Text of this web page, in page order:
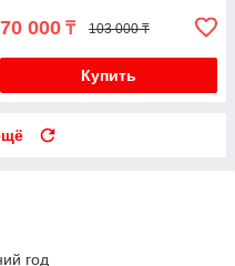
70 000 ₸ 103 000 ₸
Купить
год